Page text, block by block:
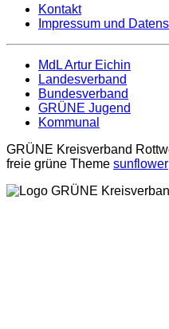
Kontakt
Impressum und
MdL Artur Eichin
Landesverband
Bundesverband
GRÜNE Jugend
Kommunal
GRÜNE Kreisverband
freie grüne Theme sunflower